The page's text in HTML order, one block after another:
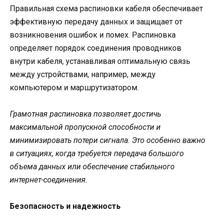
Правильная схема распиновки кабеля обеспечивает
эффективную передачу данных и защищает от
возникновения ошибок и помех. Распиновка
определяет порядок соединения проводников
внутри кабеля, устанавливая оптимальную связь
между устройствами, например, между
компьютером и маршрутизатором.
Грамотная распиновка позволяет достичь
максимальной пропускной способности и
минимизировать потери сигнала. Это особенно важно
в ситуациях, когда требуется передача большого
объема данных или обеспечение стабильного
интернет-соединения.
Безопасность и надежность